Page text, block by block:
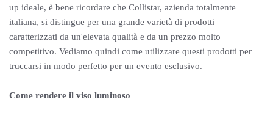
up ideale, è bene ricordare che Collistar, azienda totalmente
italiana, si distingue per una grande varietà di prodotti
caratterizzati da un'elevata qualità e da un prezzo molto
competitivo. Vediamo quindi come utilizzare questi prodotti per
truccarsi in modo perfetto per un evento esclusivo.
Come rendere il viso luminoso